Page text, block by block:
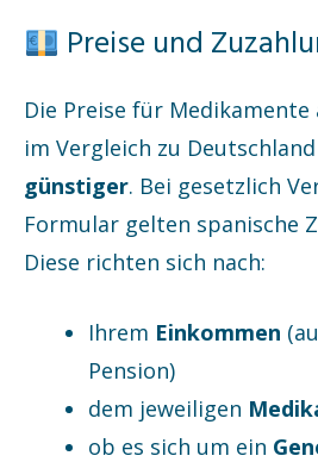
Preise und
Die Preise für
im Vergleich zu
günstiger. Bei gesetzlich
Formular gelten spanische
Diese richten sich nach:
Ihrem Einkommen
Pension)
dem jeweiligen
ob es sich um ein